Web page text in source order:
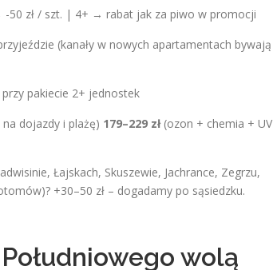
50 zł / szt. | 4+ → rabat jak za piwo w promocji
(kanały w nowych apartamentach bywają
pakiecie 2+ jednostek
dojazdy i plażę) 179–229 zł(ozon + chemia + UV
Łajskach, Skuszewie, Jachrance, Zegrzu,
+30–50 zł – dogadamy po sąsiedzku.
wolą